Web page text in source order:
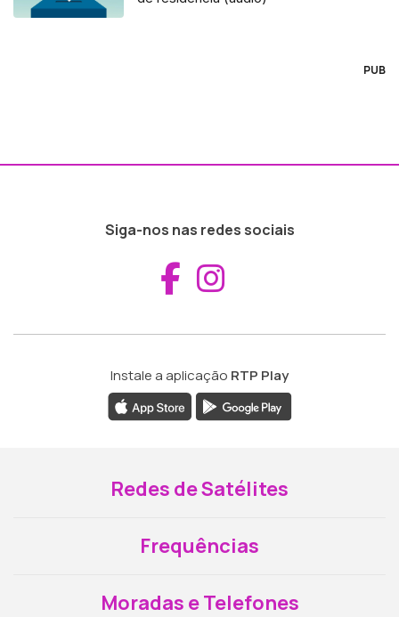
PUB
Siga-nos nas redes sociais
Aceder ao
Instale a aplicação RTP Play
Redes de Satélites
Frequências
Moradas e Telefones